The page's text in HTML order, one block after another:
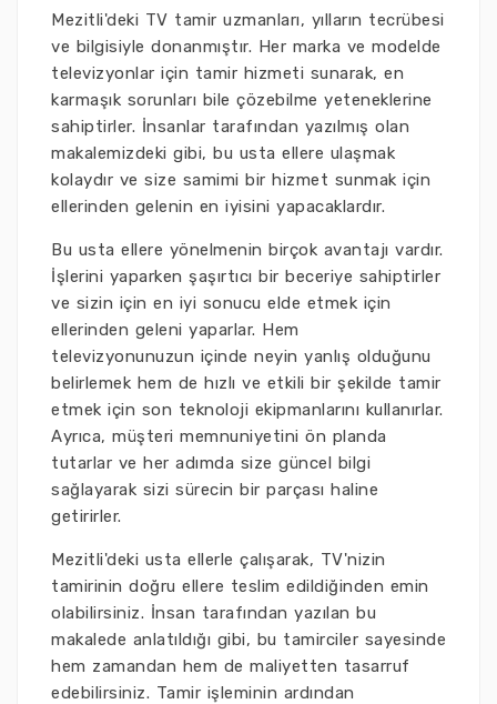
Mezitli'deki TV tamir uzmanları, yılların tecrübesi
ve bilgisiyle donanmıştır. Her marka ve modelde
televizyonlar için tamir hizmeti sunarak, en
karmaşık sorunları bile çözebilme yeteneklerine
sahiptirler. İnsanlar tarafından yazılmış olan
makalemizdeki gibi, bu usta ellere ulaşmak
kolaydır ve size samimi bir hizmet sunmak için
ellerinden gelenin en iyisini yapacaklardır.
Bu usta ellere yönelmenin birçok avantajı vardır.
İşlerini yaparken şaşırtıcı bir beceriye sahiptirler
ve sizin için en iyi sonucu elde etmek için
ellerinden geleni yaparlar. Hem
televizyonunuzun içinde neyin yanlış olduğunu
belirlemek hem de hızlı ve etkili bir şekilde tamir
etmek için son teknoloji ekipmanlarını kullanırlar.
Ayrıca, müşteri memnuniyetini ön planda
tutarlar ve her adımda size güncel bilgi
sağlayarak sizi sürecin bir parçası haline
getirirler.
Mezitli'deki usta ellerle çalışarak, TV'nizin
tamirinin doğru ellere teslim edildiğinden emin
olabilirsiniz. İnsan tarafından yazılan bu
makalede anlatıldığı gibi, bu tamirciler sayesinde
hem zamandan hem de maliyetten tasarruf
edebilirsiniz. Tamir işleminin ardından